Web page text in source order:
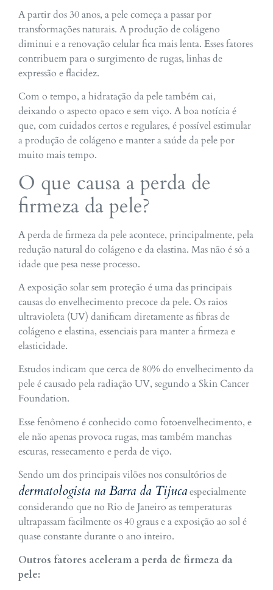
A partir dos 30 anos, a pele começa a passar por
transformações naturais. A produção de colágeno
diminui e a renovação celular fica mais lenta. Esses fatores
contribuem para o surgimento de rugas, linhas de
expressão e flacidez.
Com o tempo, a hidratação da pele também cai,
deixando o aspecto opaco e sem viço. A boa notícia é
que, com cuidados certos e regulares, é possível estimular
a produção de colágeno e manter a saúde da pele por
muito mais tempo.
O que causa a perda de
firmeza da pele?
A perda de firmeza da pele acontece, principalmente, pela
redução natural do colágeno e da elastina. Mas não é só a
idade que pesa nesse processo.
A exposição solar sem proteção é uma das principais
causas do envelhecimento precoce da pele. Os raios
ultravioleta (UV) danificam diretamente as fibras de
colágeno e elastina, essenciais para manter a firmeza e
elasticidade.
Estudos indicam que cerca de 80% do envelhecimento da
pele é causado pela radiação UV, segundo a Skin Cancer
Foundation.
Esse fenômeno é conhecido como fotoenvelhecimento, e
ele não apenas provoca rugas, mas também manchas
escuras, ressecamento e perda de viço.
Sendo um dos principais vilões nos consultórios de
dermatologista na Barra da Tijucaespecialmente
considerando que no Rio de Janeiro as temperaturas
ultrapassam facilmente os 40 graus e a exposição ao sol é
quase constante durante o ano inteiro.
Outros fatores aceleram a perda de firmeza da
pele: